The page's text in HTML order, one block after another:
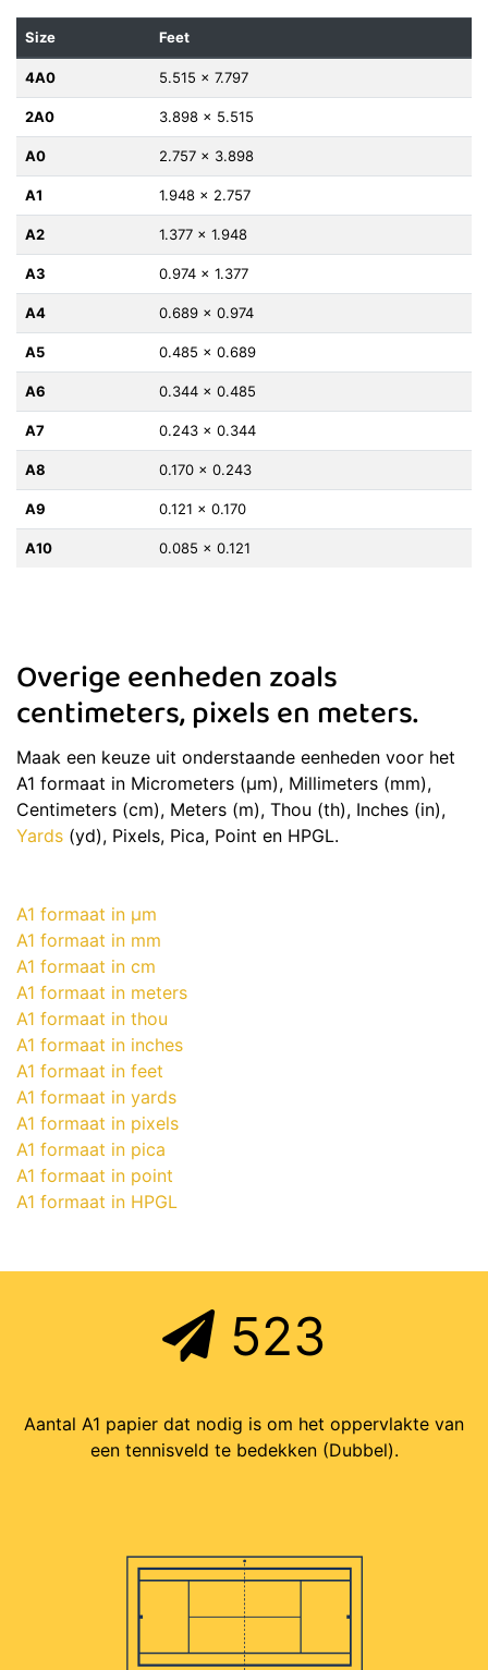
Size Feet
4A0 5.515 x 7.797
2A0 3.898 x 5.515
A0 2.757 x 3.898
A1 1.948 x 2.757
A2 1.377 x 1.948
A3 0.974 x 1.377
A4 0.689 x 0.974
A5 0.485 x 0.689
A6 0.344 x 0.485
A7 0.243 x 0.344
A8 0.170 x 0.243
A9 0.121 x 0.170
A10 0.085 x 0.121
Overige eenheden zoals
centimeters, pixels en meters.
Maak een keuze uit onderstaande eenheden voor het
A1 formaat in Micrometers (μm), Millimeters (mm),
Centimeters (cm), Meters (m), Thou (th), Inches (in),
Yards (yd), Pixels, Pica, Point en HPGL.
A1 formaat in μm
A1 formaat in mm
A1 formaat in cm
A1 formaat in meters
A1 formaat in thou
A1 formaat in inches
A1 formaat in feet
A1 formaat in yards
A1 formaat in pixels
A1 formaat in pica
A1 formaat in point
A1 formaat in HPGL
523
Aantal A1 papier dat nodig is om het oppervlakte van
een tennisveld te bedekken (Dubbel).